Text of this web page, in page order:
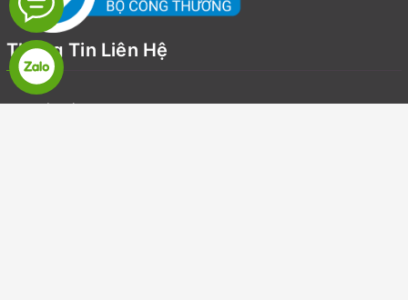
Thông Tin Liên Hệ